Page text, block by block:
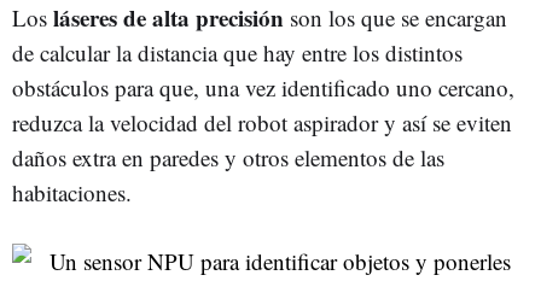
Los láseres de alta precisión son los que se encargan
de calcular la distancia que hay entre los distintos
obstáculos para que, una vez identificado uno cercano,
reduzca la velocidad del robot aspirador y así se eviten
daños extra en paredes y otros elementos de las
habitaciones.